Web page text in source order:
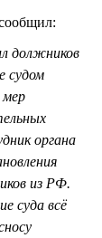
должников
судом
мер
органа
из РФ.
суда всё